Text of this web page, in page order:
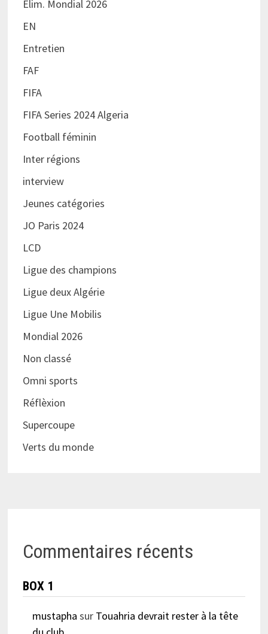
Elim. Mondial 2026
EN
Entretien
FAF
FIFA
FIFA Series 2024 Algeria
Football féminin
Inter régions
interview
Jeunes catégories
JO Paris 2024
LCD
Ligue des champions
Ligue deux Algérie
Ligue Une Mobilis
Mondial 2026
Non classé
Omni sports
Réflèxion
Supercoupe
Verts du monde
Commentaires récents
BOX 1
mustapha sur Touahria devrait rester à la tête